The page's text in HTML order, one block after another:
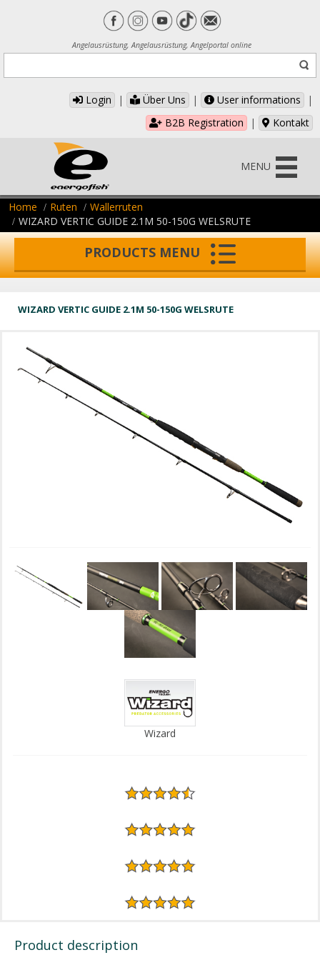
Angelausrüstung, Angelausrüstung, Angelportal online
Login | Über Uns | User informations
|
B2B Registration
| Kontakt
MENU
Home Ruten
Wallerruten
WIZARD VERTIC GUIDE 2.1M 50-150G WELSRUTE
PRODUCTS MENU
WIZARD VERTIC GUIDE 2.1M 50-150G WELSRUTE
Wizard
Product description